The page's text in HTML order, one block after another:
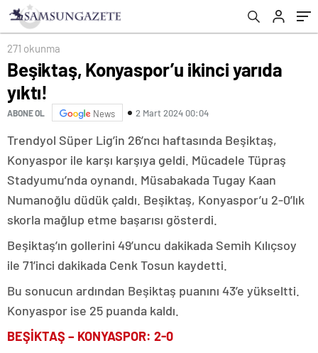
271 okunma
Beşiktaş, Konyaspor’u ikinci yarıda
yıktı!
ABONE OL News 2 Mart 2024 00:04
Trendyol Süper Lig’in 26’ncı haftasında Beşiktaş,
Konyaspor ile karşı karşıya geldi. Mücadele Tüpraş
Stadyumu’nda oynandı. Müsabakada Tugay Kaan
Numanoğlu düdük çaldı. Beşiktaş, Konyaspor’u 2-0’lık
skorla mağlup etme başarısı gösterdi.
Beşiktaş’ın gollerini 49’uncu dakikada Semih Kılıçsoy
ile 71’inci dakikada Cenk Tosun kaydetti.
Bu sonucun ardından Beşiktaş puanını 43’e yükseltti.
Konyaspor ise 25 puanda kaldı.
BEŞİKTAŞ – KONYASPOR: 2-0